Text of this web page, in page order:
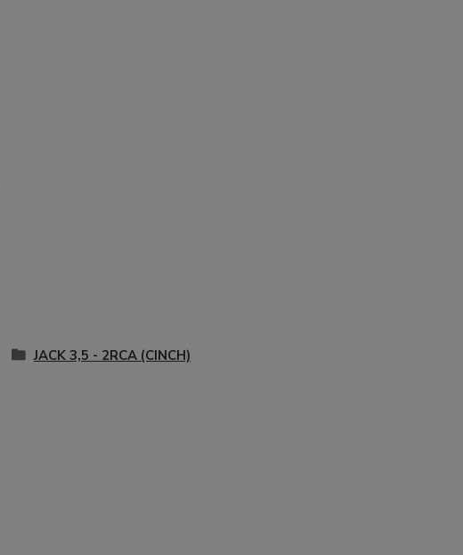
JACK 3,5 - 2RCA (CINCH)